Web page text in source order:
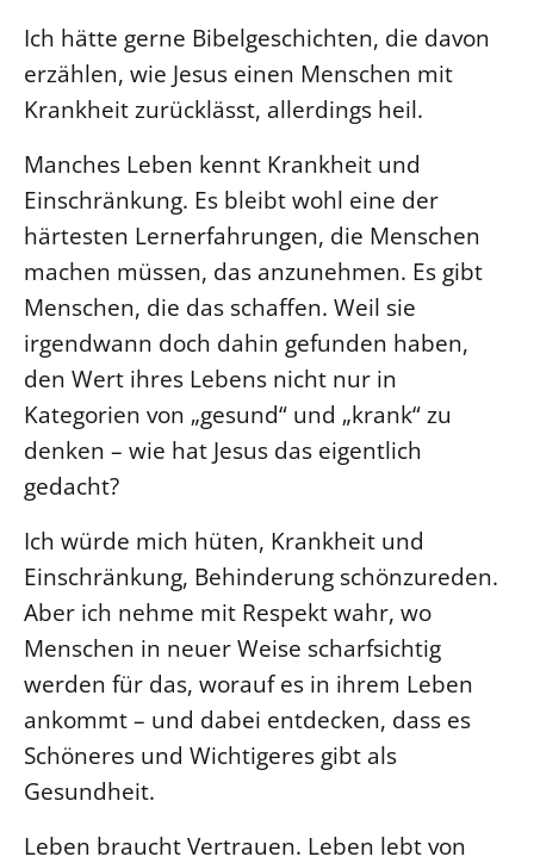
Ich hätte gerne Bibelgeschichten, die davon
erzählen, wie Jesus einen Menschen mit
Krankheit zurücklässt, allerdings heil.
Manches Leben kennt Krankheit und
Einschränkung. Es bleibt wohl eine der
härtesten Lernerfahrungen, die Menschen
machen müssen, das anzunehmen. Es gibt
Menschen, die das schaffen. Weil sie
irgendwann doch dahin gefunden haben,
den Wert ihres Lebens nicht nur in
Kategorien von „gesund“ und „krank“ zu
denken – wie hat Jesus das eigentlich
gedacht?
Ich würde mich hüten, Krankheit und
Einschränkung, Behinderung schönzureden.
Aber ich nehme mit Respekt wahr, wo
Menschen in neuer Weise scharfsichtig
werden für das, worauf es in ihrem Leben
ankommt – und dabei entdecken, dass es
Schöneres und Wichtigeres gibt als
Gesundheit.
Leben braucht Vertrauen. Leben lebt von